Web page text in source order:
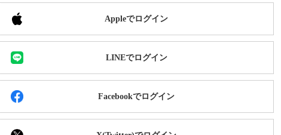
Appleでログイン
LINEでログイン
Facebookでログイン